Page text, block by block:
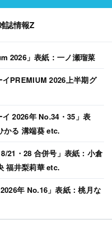
誌情報Z
2026」表紙：一ノ瀬瑠菜
イPREMIUM 2026上半期グ
イ 2026年 No.34・35」表
かる 溝端葵 etc.
21・28 合併号」表紙：小倉
福井梨莉華 etc.
年 No.16」表紙：桃月な